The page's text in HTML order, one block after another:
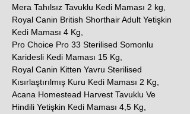
Mera Tahılsız Tavuklu Kedi Maması 2 kg,
Royal Canin British Shorthair Adult Yetişkin
Kedi Maması 4 Kg,
Pro Choice Pro 33 Sterilised Somonlu
Karidesli Kedi Maması 15 Kg,
Royal Canin Kitten Yavru Sterilised
Kısırlaştırılmış Kuru Kedi Maması 2 Kg,
Acana Homestead Harvest Tavuklu Ve
Hindili Yetişkin Kedi Maması 4,5 Kg,